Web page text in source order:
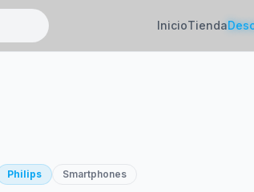
InicioTienda
Philips Smartphones